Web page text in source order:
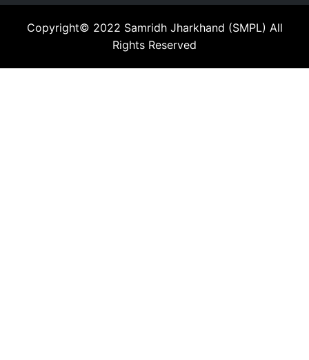
Copyright© 2022 Samridh Jharkhand (SMPL) All
Rights Reserved